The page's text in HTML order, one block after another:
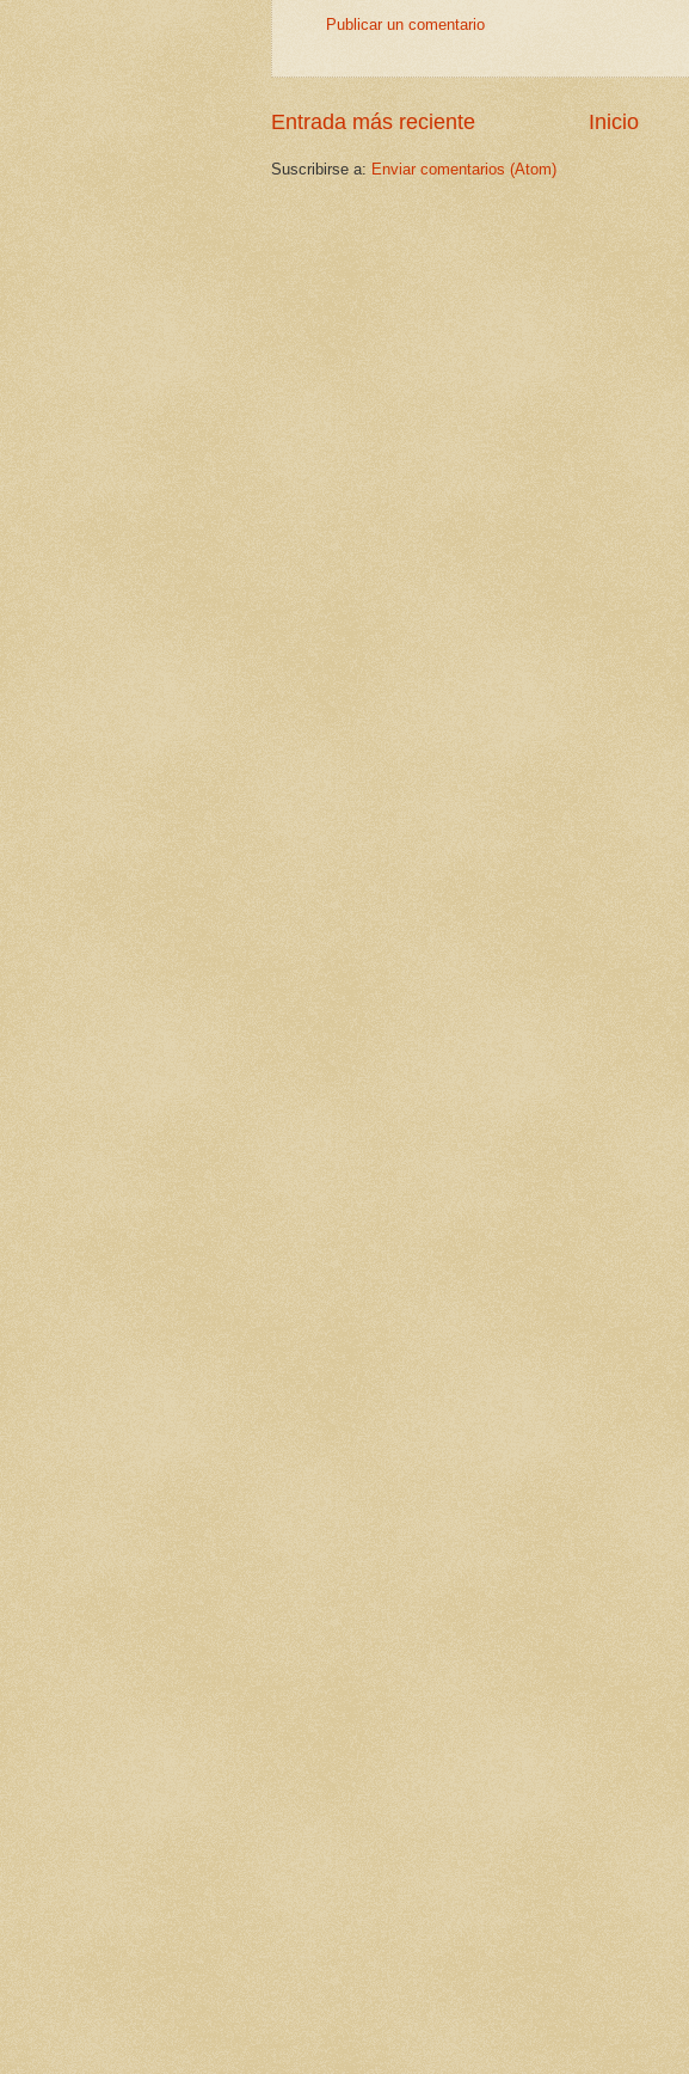
Publicar un comentario
Entrada más reciente Inicio
Suscribirse a: Enviar comentarios (Atom)